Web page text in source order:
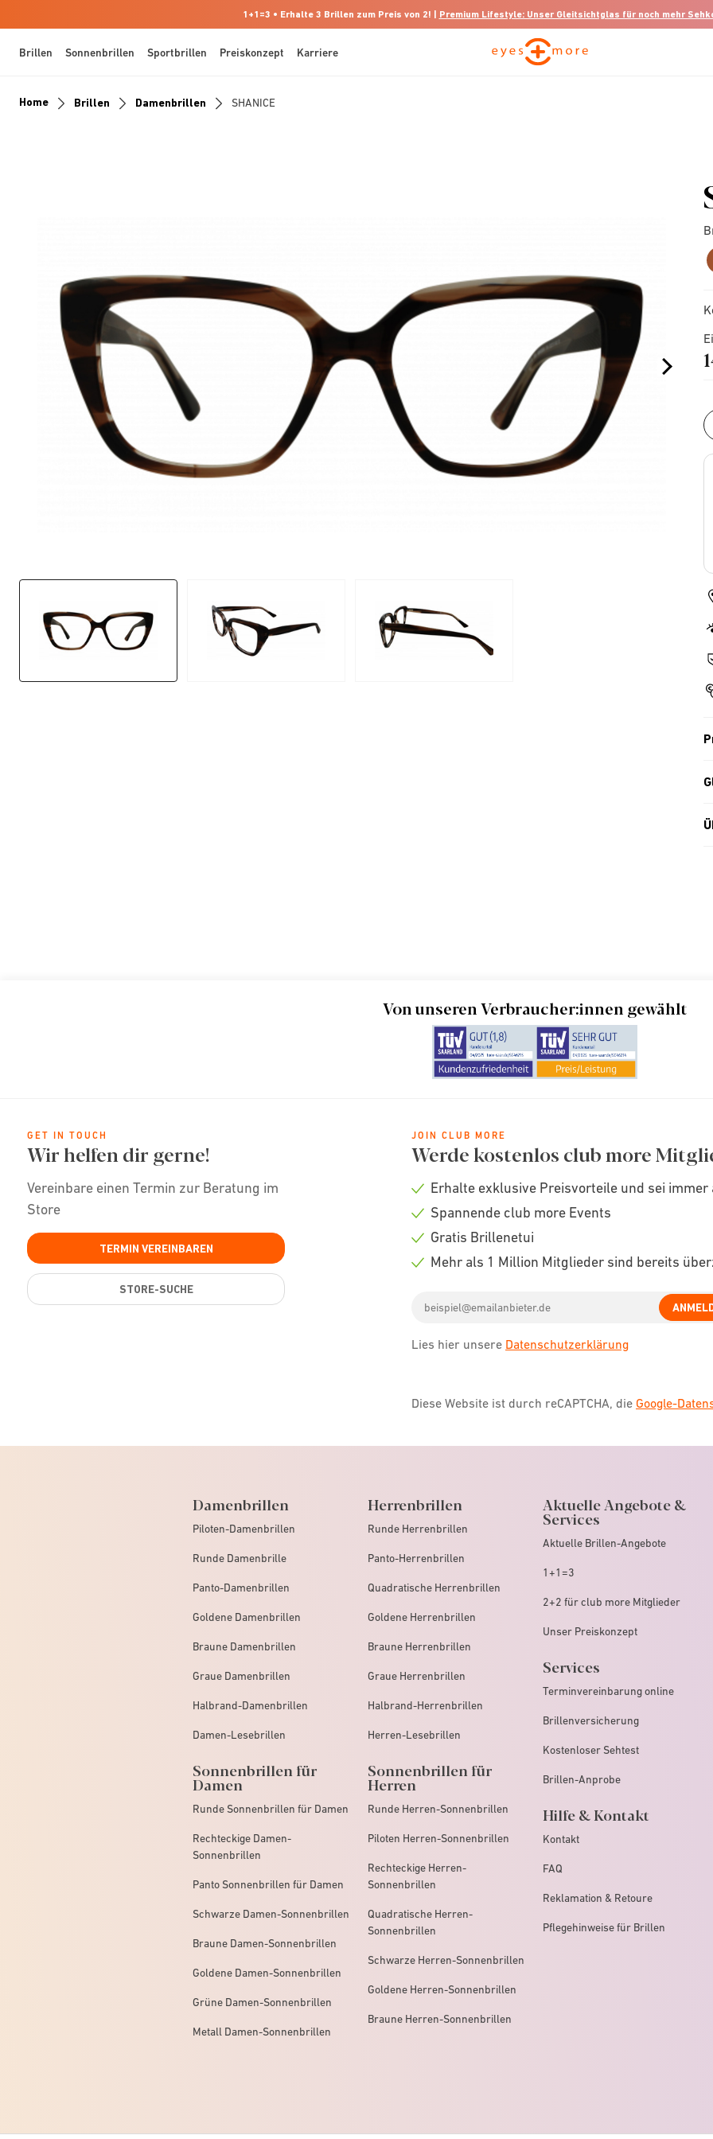
1+1=3 • Erhalte 3 Brillen zum Preis von 2! | Premium Lifestyle: Unser Gleitsichtglas für noch mehr
Brillen Sonnenbrillen Sportbrillen Preiskonzept Karriere
Home Brillen Damenbrillen SHANICE
Von unseren Verbraucher:innen gewählt
GET IN TOUCH
Wir helfen dir gerne!
Vereinbare einen Termin zur Beratung im
Store
TERMIN VEREINBAREN
STORE-SUCHE
JOIN CLUB MORE
Werde kostenlos club more
Check
Erhalte exklusive Preisvorteile und sei
Check
Spannende club more Events
Check
Gratis Brillenetui
Mehr als 1 Million Mitglieder sind bereits
address
Lies hier unsere Datenschutzerklärung
Diese Website ist durch reCAPTCHA, die Google-
Damenbrillen
Piloten-Damenbrillen
Runde Damenbrille
Panto-Damenbrillen
Goldene Damenbrillen
Braune Damenbrillen
Graue Damenbrillen
Halbrand-Damenbrillen
Damen-Lesebrillen
Sonnenbrillen für
Damen
Runde Sonnenbrillen für Damen
Rechteckige Damen-
Sonnenbrillen
Panto Sonnenbrillen für Damen
Schwarze Damen-Sonnenbrillen
Braune Damen-Sonnenbrillen
Goldene Damen-Sonnenbrillen
Grüne Damen-Sonnenbrillen
Metall Damen-Sonnenbrillen
Herrenbrillen
Runde Herrenbrillen
Panto-Herrenbrillen
Quadratische Herrenbrillen
Goldene Herrenbrillen
Braune Herrenbrillen
Graue Herrenbrillen
Halbrand-Herrenbrillen
Herren-Lesebrillen
Sonnenbrillen für
Herren
Runde Herren-Sonnenbrillen
Piloten Herren-Sonnenbrillen
Rechteckige Herren-
Sonnenbrillen
Quadratische Herren-
Sonnenbrillen
Schwarze Herren-Sonnenbrillen
Goldene Herren-Sonnenbrillen
Braune Herren-Sonnenbrillen
Aktuelle Angebote &
Services
Aktuelle Brillen-Angebote
1+1=3
2+2 für club more Mitglieder
Unser Preiskonzept
Services
Terminvereinbarung online
Brillenversicherung
Kostenloser Sehtest
Brillen-Anprobe
Hilfe & Kontakt
Kontakt
FAQ
Reklamation & Retoure
Pflegehinweise für Brillen